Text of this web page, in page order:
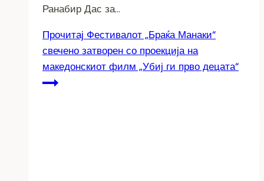
Ранабир Дас за…
Прочитај Фестивалот „Браќа Манаки“
свечено затворен со проекција на
македонскиот филм „Убиј ги прво децата“